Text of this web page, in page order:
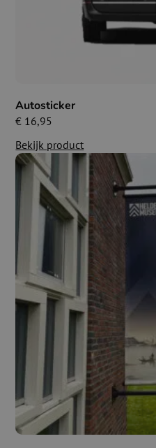
Autosticker
€ 16,95
Bekijk product